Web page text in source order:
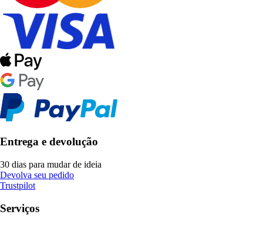
Entrega e devolução
30 dias para mudar de ideia
Devolva seu pedido
Trustpilot
Serviços